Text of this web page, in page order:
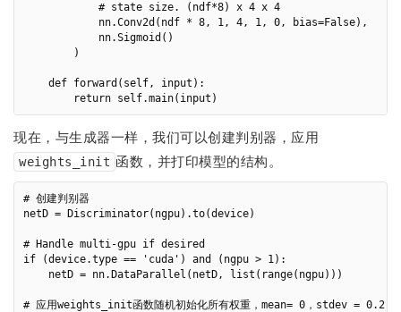
            # state size. (ndf*8) x 4 x 4
            nn.Conv2d(ndf * 8, 1, 4, 1, 0, bias=False),
            nn.Sigmoid()
        )
    def forward(self, input):
现在，与生成器一样，我们可以创建判别器，应用
weights_init 函数，并打印模型的结构。
# 创建判别器
netD = Discriminator(ngpu).to(device)
# Handle multi-gpu if desired
if (device.type == 'cuda') and (ngpu > 1):
    netD = nn.DataParallel(netD, list(range(ngpu)))
# 应用weights_init函数随机初始化所有权重，mean= 0，stdev = 0.2